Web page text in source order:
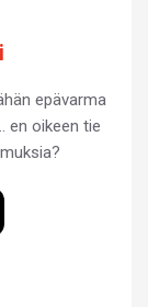
epävarma
en oikeen tie